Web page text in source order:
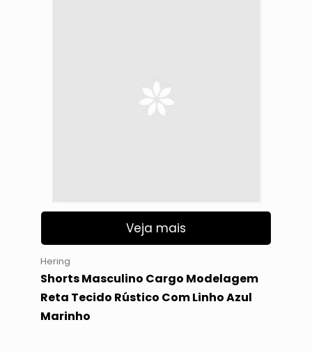
Veja mais
Hering
Shorts Masculino Cargo Modelagem
Reta Tecido Rústico Com Linho Azul
Marinho